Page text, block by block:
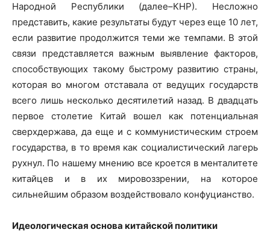
Народной Республики (далее–КНР). Несложно
представить, какие результаты будут через еще 10 лет,
если развитие продолжится теми же темпами. В этой
связи представляется важным выявление факторов,
способствующих такому быстрому развитию страны,
которая во многом отставала от ведущих государств
всего лишь несколько десятилетий назад. В двадцать
первое столетие Китай вошел как потенциальная
сверхдержава, да еще и с коммунистическим строем
государства, в то время как социалистический лагерь
рухнул. По нашему мнению все кроется в менталитете
китайцев и в их мировоззрении, на которое
сильнейшим образом воздействовало конфуцианство.
Идеологическая основа китайской политики